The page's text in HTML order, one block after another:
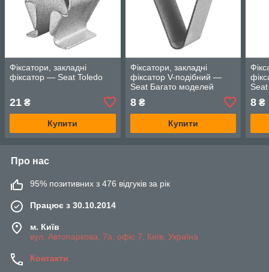
Фіксатори, закладні
фіксатор — Seat Toledo
21 ₴
Купити
Фіксатори, закладні
фіксатор V-подібний —
Seat Багато моделей
8₴
Купити
8 ₴
Про нас
95% позитивних з 476 відгуків за рік
Працює з 30.10.2014
м. Київ
вул. Автопаркова, 7а, офіс 7, Київ, Україна
Контакти